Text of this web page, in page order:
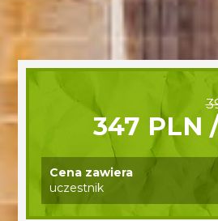
347 PLN
Cena zawiera
uczestnik